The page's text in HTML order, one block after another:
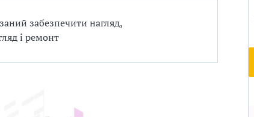
забезпечити нагляд,
і ремонт